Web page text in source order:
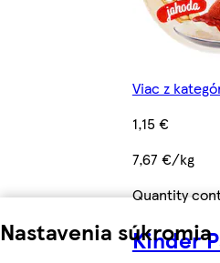
Nastavenia súkromia
Viac z
1,15 €
7,67 €/kg
Quantity
Kinder